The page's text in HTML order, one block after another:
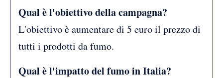
Qual è l'obiettivo della campagna?
L'obiettivo è aumentare di 5 euro il prezzo di
tutti i prodotti da fumo.
Qual è l'impatto del fumo in Italia?